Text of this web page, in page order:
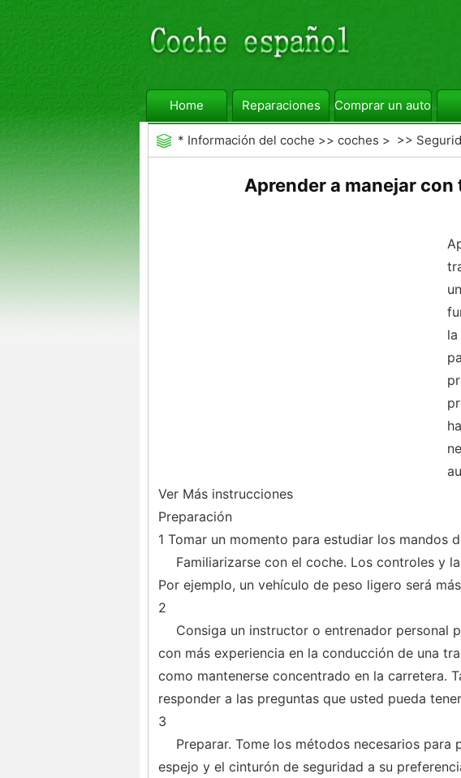
Home Reparaciones Comprar un automóvil
* Información del coche >> coches > >>
Aprender a manejar
Ver Más instrucciones
Preparación
1 Tomar un momento para estudiar los mandos
Familiarizarse con el coche. Los controles y
Por ejemplo, un vehículo de peso ligero será
2
Consiga un instructor o entrenador personal
con más experiencia en la conducción de una
como mantenerse concentrado en la carretera.
responder a las preguntas que usted pueda
3
Preparar. Tome los métodos necesarios para
espejo y el cinturón de seguridad a su